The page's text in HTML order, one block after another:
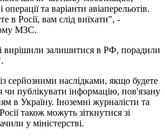
та варіанти авіаперельотів.
в Росії, вам слід виїхати", -
МЗС.
вирішили залишитися в РФ, порадили
серйозними наслідками, якщо будете
чи публікувати інформацію, пов'язану
в Україну. Іноземні журналісти та
також можуть зіткнутися зі
у міністерстві.